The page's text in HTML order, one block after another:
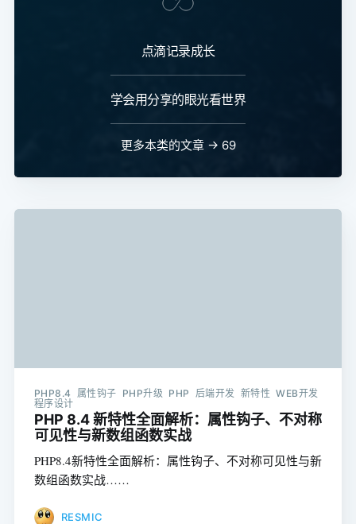
点滴记录成长
学会用分享的眼光看世界
更多本类的文章 → 69
PHP8.4 属性钩子 PHP升级 PHP 后端开发 新特性 WEB开发
程序设计
PHP 8.4 新特性全面解析：属性钩子、不对称
可见性与新数组函数实战
PHP8.4新特性全面解析：属性钩子、不对称可见性与新
数组函数实战……
RESMIC